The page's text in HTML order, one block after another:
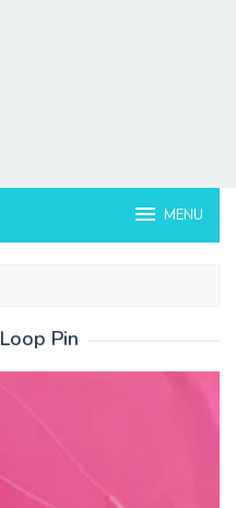
MENU
Loop Pin